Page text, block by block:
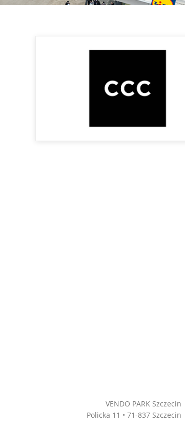
VENDO PARK Szczecin
Policka 11 • 71-837 Szczecin